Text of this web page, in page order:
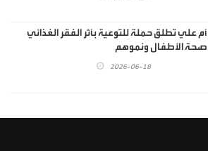
علي تطلق حملة للتوعية بأثر الفقر الغذائي
الأطفال ونموهم
2026-06-18